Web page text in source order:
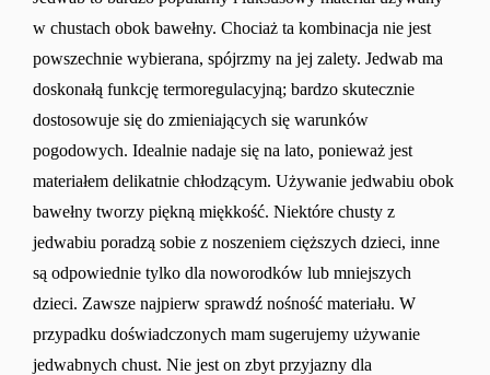
w chustach obok bawełny. Chociaż ta kombinacja nie jest
powszechnie wybierana, spójrzmy na jej zalety. Jedwab ma
doskonałą funkcję termoregulacyjną; bardzo skutecznie
dostosowuje się do zmieniających się warunków
pogodowych. Idealnie nadaje się na lato, ponieważ jest
materiałem delikatnie chłodzącym. Używanie jedwabiu obok
bawełny tworzy piękną miękkość. Niektóre chusty z
jedwabiu poradzą sobie z noszeniem cięższych dzieci, inne
są odpowiednie tylko dla noworodków lub mniejszych
dzieci. Zawsze najpierw sprawdź nośność materiału. W
przypadku doświadczonych mam sugerujemy używanie
jedwabnych chust. Nie jest on zbyt przyjazny dla